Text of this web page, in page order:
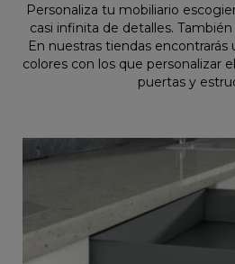
Personaliza tu mobiliario
casi infinita de detalles.
En nuestras tiendas encontrarás
colores con los que personalizar
puertas y